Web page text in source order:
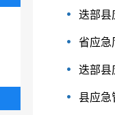
迭部县
省应急
迭部县
县应急